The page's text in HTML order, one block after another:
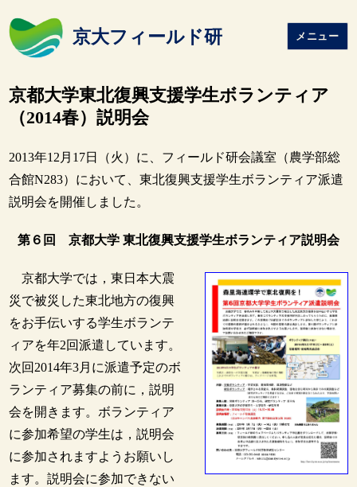
京大フィールド研 メニュー
京都大学東北復興支援学生ボランティア
（2014春）説明会
2013年12月17日（火）に、フィールド研会議室（農学部総
合館N283）において、東北復興支援学生ボランティア派遣
説明会を開催しました。
第６回 京都大学 東北復興支援学生ボランティア説明会
京都大学では，東日本大震
災で被災した東北地方の復興
をお手伝いする学生ボランテ
ィアを年2回派遣しています。
次回2014年3月に派遣予定のボ
ランティア募集の前に，説明
会を開きます。ボランティア
に参加希望の学生は，説明会
に参加されますようお願いし
ます。説明会に参加できない